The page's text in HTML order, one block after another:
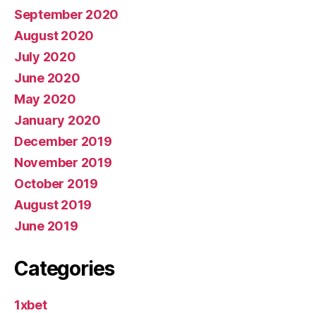
September 2020
August 2020
July 2020
June 2020
May 2020
January 2020
December 2019
November 2019
October 2019
August 2019
June 2019
Categories
1xbet